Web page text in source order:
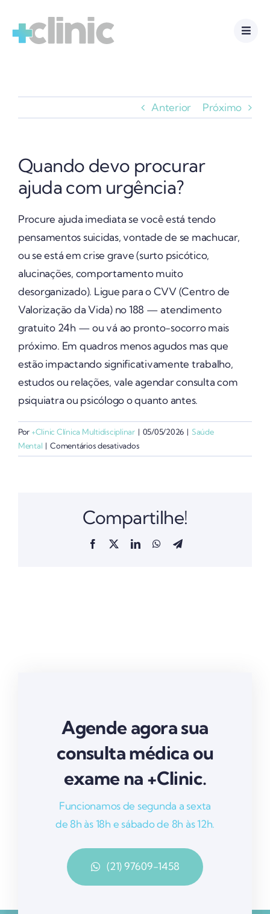
para
Anterior Próximo
Quando devo procurar
ajuda com urgência?
Procure ajuda imediata se você está tendo
pensamentos suicidas, vontade de se machucar,
ou se está em crise grave (surto psicótico,
alucinações, comportamento muito
desorganizado). Ligue para o CVV (Centro de
Valorização da Vida) no 188 — atendimento
gratuito 24h — ou vá ao pronto-socorro mais
próximo. Em quadros menos agudos mas que
estão impactando significativamente trabalho,
estudos ou relações, vale agendar consulta com
psiquiatra ou psicólogo o quanto antes.
Por +Clinic Clínica Multidisciplinar | 05/05/2026 | Saúde
Mental | Comentários desativadosem
Quando
com
Compartilhe!
Facebook LinkedInWhatsAppTelegram
Agende agora sua
consulta médica ou
exame na +Clinic.
Funcionamos de segunda a sexta
de 8h às 18h e sábado de 8h às 12h.
(21) 97609-1458